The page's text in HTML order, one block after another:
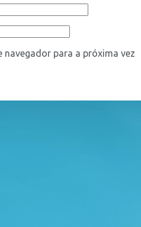
navegador para a próxima vez